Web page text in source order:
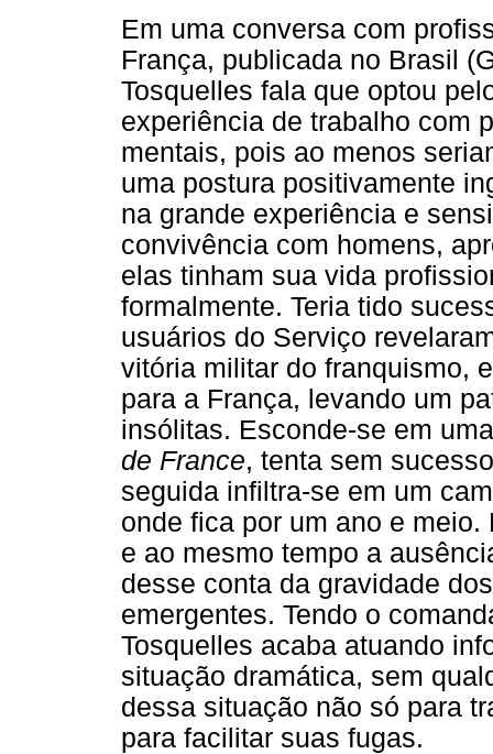
Em uma conversa com
França, publicada no Brasil
Tosquelles fala que optou
experiência de trabalho com
mentais, pois ao menos
uma postura positivamente
na grande experiência e
convivência com homens,
elas tinham sua vida
formalmente. Teria tido
usuários do Serviço
vitória militar do franquismo,
para a França, levando um
insólitas. Esconde-se em
de France, tenta sem
seguida infiltra-se em um
onde fica por um ano e
e ao mesmo tempo a
desse conta da gravidade
emergentes. Tendo o
Tosquelles acaba atuando
situação dramática, sem
dessa situação não só para
para facilitar suas fugas.